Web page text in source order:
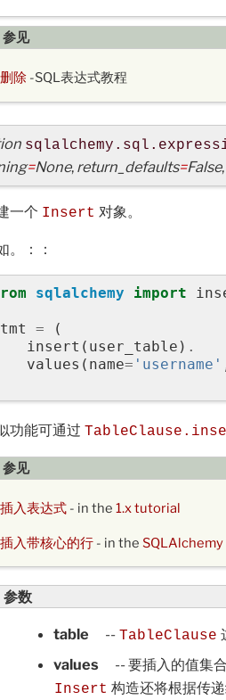
参见
删除 -SQL表达式教程
=None, return_defaults=False,
一个 Insert 对象。
。：：
sqlalchemy import
=
(
insert ( user_table ) .
values ( name= 'username'
功能可通过
参见
插入表达式 - in the 1.x tutorial
插入带核心的行 - in the SQLAlchemy
参数
table -- TableClause
values
-- 要插入的值集
Insert 构造还将根据传